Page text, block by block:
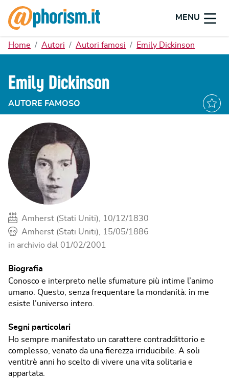
MENU
Home Autori Autori famosi Emily Dickinson
Emily Dickinson
AUTORE FAMOSO
Amherst (Stati Uniti), 10/12/1830
Amherst (Stati Uniti), 15/05/1886
in archivio dal 01/02/2001
Biografia
Conosco e interpreto nelle sfumature più intime l’animo
umano. Questo, senza frequentare la mondanità: in me
esiste l’universo intero.
Segni particolari
Ho sempre manifestato un carattere contraddittorio e
complesso, venato da una fierezza irriducibile. A soli
ventitrè anni ho scelto di vivere una vita solitaria e
appartata.